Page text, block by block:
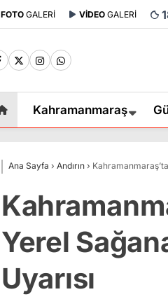
FOTO GALERİ VİDEO GALERİ
Kahramanmaraş
Ana Sayfa › Andırın ›
Yerel
Uyarısı